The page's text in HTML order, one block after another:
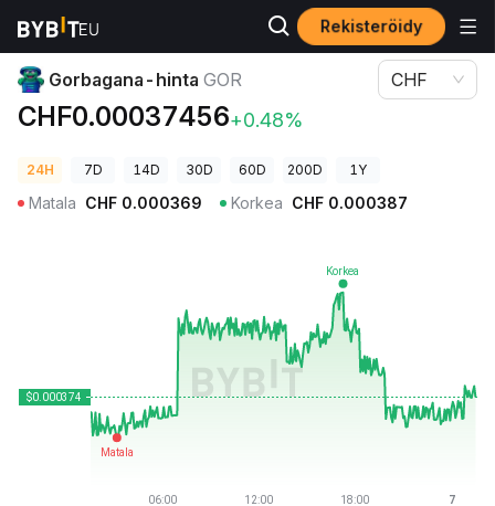
Rekisteröidy
Kryptohinnat
Gorbagana-hinta GOR
CHF0.00037456+0.48%
CHF
24H 7D 14D 30D 60D 200D 1Y
Matala CHF 0.000369 Korkea CHF 0.000387